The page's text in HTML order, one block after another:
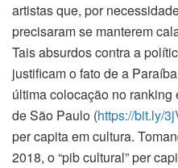
artistas que, por
precisaram se manterem
Tais absurdos contra a
justificam o fato de a
última colocação no
de São Paulo (https://bit.ly/
per capita em cultura.
2018, o “pib cultural” per